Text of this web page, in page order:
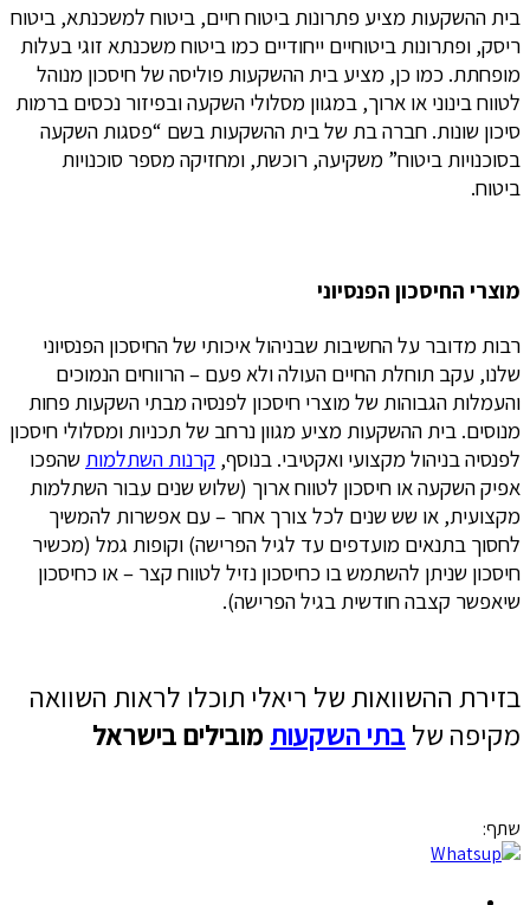
בית ההשקעות מציע פתרונות ביטוח חיים, ביטוח למשכנתא, ביטוח
ריסק, ופתרונות ביטוחיים ייחודיים כמו ביטוח משכנתא זוגי בעלות
מופחתת. כמו כן, מציע בית ההשקעות פוליסה של חיסכון מנוהל
לטווח בינוני או ארוך, במגוון מסלולי השקעה ובפיזור נכסים ברמות
סיכון שונות. חברה בת של בית ההשקעות בשם “פסגות השקעה
בסוכנויות ביטוח” משקיעה, רוכשת, ומחזיקה מספר סוכנויות
ביטוח.
מוצרי החיסכון הפנסיוני
רבות מדובר על החשיבות שבניהול איכותי של החיסכון הפנסיוני
שלנו, עקב תוחלת החיים העולה ולא פעם – הרווחים הנמוכים
והעמלות הגבוהות של מוצרי חיסכון לפנסיה מבתי השקעות פחות
מנוסים. בית ההשקעות מציע מגוון נרחב של תכניות ומסלולי חיסכון
לפנסיה בניהול מקצועי ואקטיבי. בנוסף, קרנות השתלמות שהפכו
אפיק השקעה או חיסכון לטווח ארוך (שלוש שנים עבור השתלמות
מקצועית, או שש שנים לכל צורך אחר – עם אפשרות להמשיך
לחסוך בתנאים מועדפים עד לגיל הפרישה) וקופות גמל (מכשיר
חיסכון שניתן להשתמש בו כחיסכון נזיל לטווח קצר – או כחיסכון
שיאפשר קצבה חודשית בגיל הפרישה).
בזירת ההשוואות של ריאלי תוכלו לראות השוואה
מקיפה של בתי השקעותמובילים בישראל
שתף: